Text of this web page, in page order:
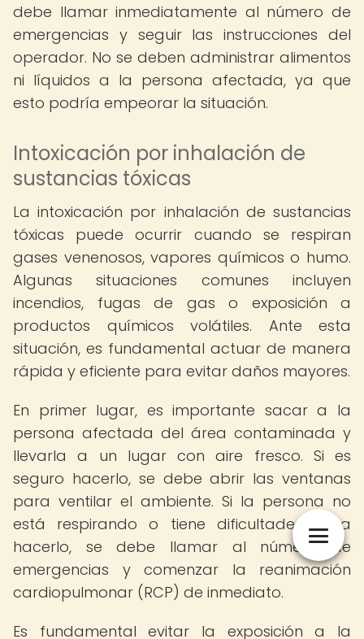
debe llamar inmediatamente al número de
emergencias y seguir las instrucciones del
operador. No se deben administrar alimentos
ni líquidos a la persona afectada, ya que
esto podría empeorar la situación.
Intoxicación por inhalación de
sustancias tóxicas
La intoxicación por inhalación de sustancias
tóxicas puede ocurrir cuando se respiran
gases venenosos, vapores químicos o humo.
Algunas situaciones comunes incluyen
incendios, fugas de gas o exposición a
productos químicos volátiles. Ante esta
situación, es fundamental actuar de manera
rápida y eficiente para evitar daños mayores.
En primer lugar, es importante sacar a la
persona afectada del área contaminada y
llevarla a un lugar con aire fresco. Si es
seguro hacerlo, se debe abrir las ventanas
para ventilar el ambiente. Si la persona no
está respirando o tiene dificultades para
hacerlo, se debe llamar al número de
emergencias y comenzar la reanimación
cardiopulmonar (RCP) de inmediato.
Es fundamental evitar la exposición a la